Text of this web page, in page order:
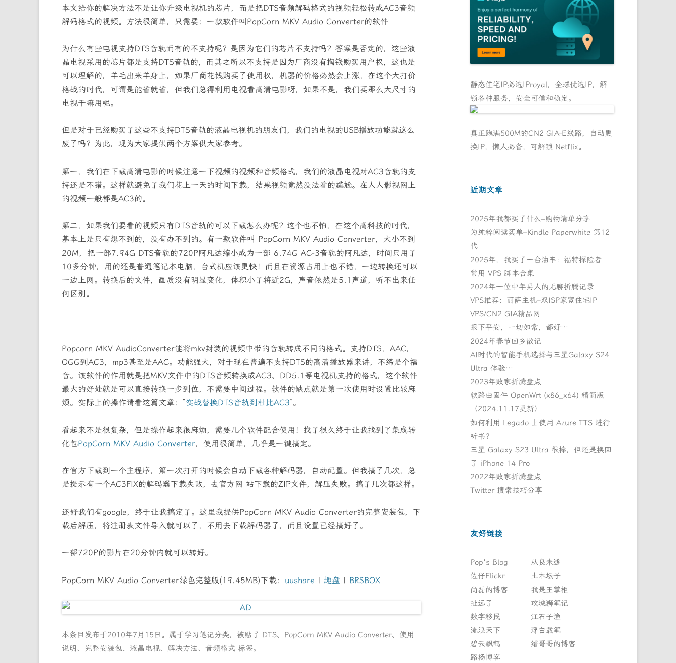
本文给你的解决方法不是让你升级电视机的芯片，而是把DTS音频解码格式的视频轻松转成AC3音频
解码格式的视频。方法很简单，只需要：一款软件叫PopCorn MKV Audio Converter的软件
为什么有些电视支持DTS音轨而有的不支持呢？是因为它们的芯片不支持吗？答案是否定的，这些液
晶电视采用的芯片都是支持DTS音轨的，而其之所以不支持是因为厂商没有掏钱购买用户权，这也是
可以理解的，羊毛出来羊身上，如果厂商花钱购买了使用权，机器的价格必然会上涨，在这个大打价
格战的时代，可谓是能省就省，但我们总得利用电视看高清电影呀，如果不是，我们买那么大尺寸的
电视干嘛用呢。
但是对于已经购买了这些不支持DTS音轨的液晶电视机的朋友们，我们的电视的USB播放功能就这么
废了吗？为此，现为大家提供两个方案供大家参考。
第一，我们在下载高清电影的时候注意一下视频的视频和音频格式，我们的液晶电视对AC3音轨的支
持还是不错。这样就避免了我们花上一天的时间下载，结果视频竟然没法看的尴尬。在人人影视网上
的视频一般都是AC3的。
第二，如果我们要看的视频只有DTS音轨的可以下载怎么办呢？这个也不怕，在这个高科技的时代，
基本上是只有想不到的，没有办不到的。有一款软件叫 PopCorn MKV Audio Converter，大小不到
20M，把一部7.94G DTS音轨的720P阿凡达缩小成为一部 6.74G AC-3音轨的阿凡达，时间只用了
10多分钟，用的还是普通笔记本电脑，台式机应该更快！而且在资源占用上也不错，一边转换还可以
一边上网。转换后的文件，画质没有明显变化，体积小了将近2G，声音依然是5.1声道，听不出来任
何区别。
Popcorn MKV AudioConverter能将mkv封装的视频中带的音轨转成不同的格式。支持DTS，AAC，
OGG到AC3，mp3甚至是AAC。功能强大，对于现在普遍不支持DTS的高清播放器来讲，不缔是个福
音。该软件的作用就是把MKV文件中的DTS音频转换成AC3、DD5.1等电视机支持的格式，这个软件
最大的好处就是可以直接转换一步到位，不需要中间过程。软件的缺点就是第一次使用时设置比较麻
烦。实际上的操作请看这篇文章：“实战替换DTS音轨到杜比AC3”。
看起来不是很复杂，但是操作起来很麻烦，需要几个软件配合使用！找了很久终于让我找到了集成转
化包PopCorn MKV Audio Converter，使用很简单，几乎是一键搞定。
在官方下载到一个主程序，第一次打开的时候会自动下载各种解码器，自动配置。但我搞了几次，总
是提示有一个AC3FIX的解码器下载失败，去官方网 站下载的ZIP文件，解压失败。搞了几次都这样。
还好我们有google，终于让我搞定了。这里我提供PopCorn MKV Audio Converter的完整安装包，下
载后解压，将注册表文件导入就可以了，不用去下载解码器了，而且设置已经搞好了。
一部720P的影片在20分钟内就可以转好。
PopCorn MKV Audio Converter绿色完整版(19.45MB)下载： uushare | 趣盘 | BRSBOX
本条目发布于2010年7月15日 。属于学习笔记分类，被贴了 DTS、 PopCorn MKV Audio Converter、使用
说明、 完整安装包、 液晶电视、 解决方法、音频格式 标签。
静态住宅IP必选IProyal，全球优选IP，解
锁各种服务，安全可信和稳定。
真正跑满500M的CN2 GIA-E线路，自动更
换IP，懒人必备，可解锁 Netflix。
近期文章
2025年我都买了什么–购物清单分享
为纯粹阅读买单–Kindle Paperwhite 第12
代
2025年，我买了一台油车：福特探险者
常用 VPS 脚本合集
2024年一位中年男人的无聊折腾记录
VPS推荐：丽萨主机–双ISP家宽住宅IP
VPS/CN2 GIA精品网
报下平安，一切如常，都好…
2024年春节回乡散记
AI时代的智能手机选择与三星Galaxy S24
Ultra 体验…
2023年败家折腾盘点
软路由固件 OpenWrt (x86_x64) 精简版
（2024.11.17更新）
如何利用 Legado 上使用 Azure TTS 进行
听书？
三星 Galaxy S23 Ultra 很棒，但还是换回
了 iPhone 14 Pro
2022年败家折腾盘点
Twitter 搜索技巧分享
友好链接
Pop's Blog
从良未遂
佐仔Flickr
土木坛子
尚磊的博客
我是王掌柜
扯远了
攻城狮笔记
数字移民
江石子渔
流浪天下
浮白载笔
碧云飘鹤
缙哥哥的博客
路杨博客